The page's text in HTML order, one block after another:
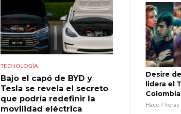
TECNOLOGÍA
Bajo el capó de BYD y
Tesla se revela el secreto
que podría redefinir la
movilidad eléctrica
Desire
lidera el
Colombia
Hace 7 horas